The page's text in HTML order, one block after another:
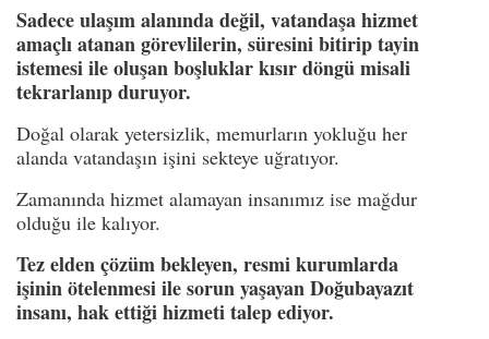
Sadece ulaşım alanında değil, vatandaşa hizmet
amaçlı atanan görevlilerin, süresini bitirip tayin
istemesi ile oluşan boşluklar kısır döngü misali
tekrarlanıp duruyor.
Doğal olarak yetersizlik, memurların yokluğu her
alanda vatandaşın işini sekteye uğratıyor.
Zamanında hizmet alamayan insanımız ise mağdur
olduğu ile kalıyor.
Tez elden çözüm bekleyen, resmi kurumlarda
işinin ötelenmesi ile sorun yaşayan Doğubayazıt
insanı, hak ettiği hizmeti talep ediyor.